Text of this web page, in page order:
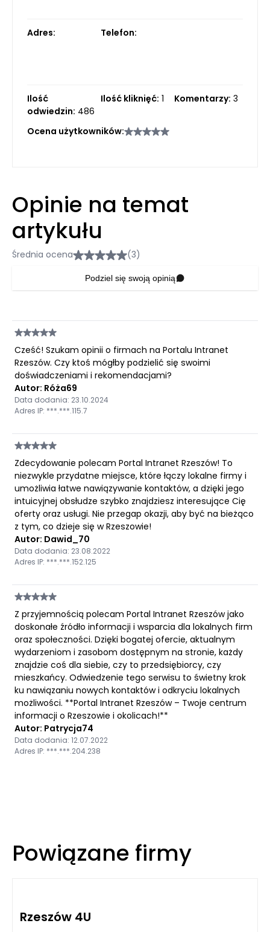
Adres: Telefon:
Ilość
odwiedzin: 486
Ilość kliknięć: 1 Komentarzy: 3
Ocena użytkowników:
Opinie na temat
artykułu
Średnia ocena (3)
Podziel się swoją opinią
Cześć! Szukam opinii o firmach na Portalu Intranet
Rzeszów. Czy ktoś mógłby podzielić się swoimi
doświadczeniami i rekomendacjami?
Autor: Róża69
Data dodania: 23.10.2024
Adres IP: ***.***.115.7
Zdecydowanie polecam Portal Intranet Rzeszów! To
niezwykle przydatne miejsce, które łączy lokalne firmy i
umożliwia łatwe nawiązywanie kontaktów, a dzięki jego
intuicyjnej obsłudze szybko znajdziesz interesujące Cię
oferty oraz usługi. Nie przegap okazji, aby być na bieżąco
z tym, co dzieje się w Rzeszowie!
Autor: Dawid_70
Data dodania: 23.08.2022
Adres IP: ***.***.152.125
Z przyjemnością polecam Portal Intranet Rzeszów jako
doskonałe źródło informacji i wsparcia dla lokalnych firm
oraz społeczności. Dzięki bogatej ofercie, aktualnym
wydarzeniom i zasobom dostępnym na stronie, każdy
znajdzie coś dla siebie, czy to przedsiębiorcy, czy
mieszkańcy. Odwiedzenie tego serwisu to świetny krok
ku nawiązaniu nowych kontaktów i odkryciu lokalnych
możliwości. **Portal Intranet Rzeszów – Twoje centrum
informacji o Rzeszowie i okolicach!**
Autor: Patrycja74
Data dodania: 12.07.2022
Adres IP: ***.***.204.238
Powiązane firmy
Rzeszów 4U